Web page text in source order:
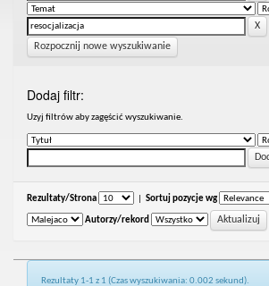
Rozpocznij nowe wyszukiwanie
Dodaj filtr:
Uzyj filtrów aby zagęścić wyszukiwanie.
Rezultaty/Strona Sortuj pozycje wg
Autorzy/rekord
Rezultaty 1-1 z 1 (Czas wyszukiwania: 0.002 sekund).